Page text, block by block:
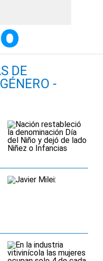
DE
-